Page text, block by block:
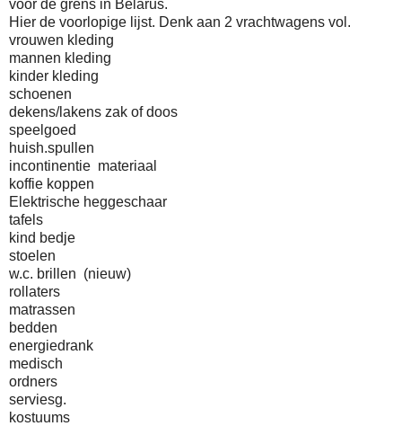
voor de grens in Belarus.
Hier de voorlopige lijst. Denk aan 2 vrachtwagens vol.
vrouwen kleding
mannen kleding
kinder kleding
schoenen
dekens/lakens zak of doos
speelgoed
huish.spullen
incontinentie materiaal
koffie koppen
Elektrische heggeschaar
tafels
kind bedje
stoelen
w.c. brillen (nieuw)
rollaters
matrassen
bedden
energiedrank
medisch
ordners
serviesg.
kostuums